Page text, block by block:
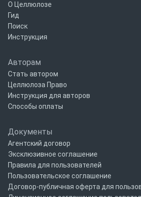
О Целлюлозе
Гид
Поиск
Инструкция
Авторам
Стать автором
Целлюлоза Право
Инструкция для авторов
Способы оплаты
Документы
Агентский договор
Эксклюзивное соглашение
Правила для пользователей
Пользовательское соглашение
Договор-публичная оферта для